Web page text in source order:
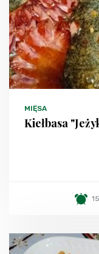
MIĘSA
Kiełbasa